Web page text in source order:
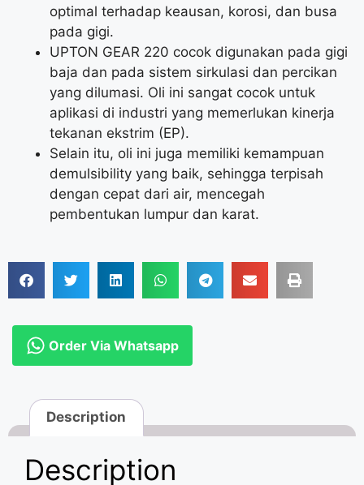
optimal terhadap keausan, korosi, dan busa
pada gigi.
UPTON GEAR 220 cocok digunakan pada gigi
baja dan pada sistem sirkulasi dan percikan
yang dilumasi. Oli ini sangat cocok untuk
aplikasi di industri yang memerlukan kinerja
tekanan ekstrim (EP).
Selain itu, oli ini juga memiliki kemampuan
demulsibility yang baik, sehingga terpisah
dengan cepat dari air, mencegah
pembentukan lumpur dan karat.
Order Via Whatsapp
Description
Description